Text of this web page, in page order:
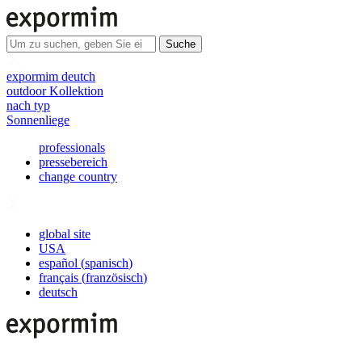
Suche
expormim deutch
outdoor Kollektion
nach typ
Sonnenliege
professionals
pressebereich
change country
global site
USA
español (spanisch)
français (französisch)
deutsch